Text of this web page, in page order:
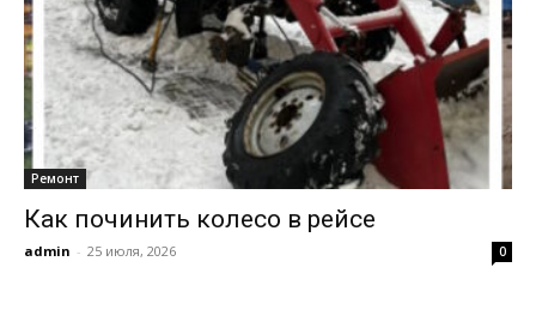
Ремонт
Как починить колесо в рейсе
admin - 25 июля, 2026 0